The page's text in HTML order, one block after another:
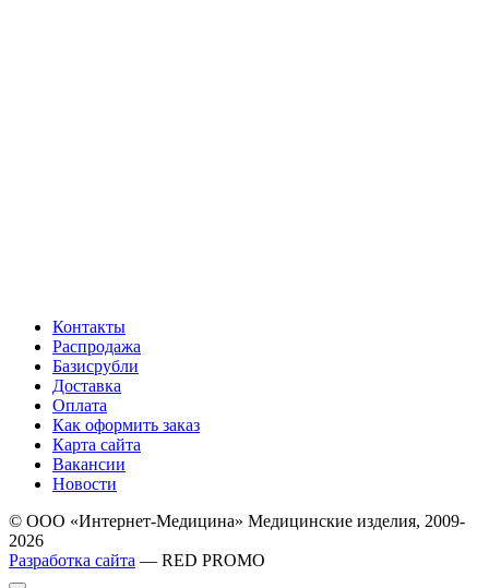
Контакты
Распродажа
Базисрубли
Доставка
Оплата
Как оформить заказ
Карта сайта
Вакансии
Новости
© ООО «Интернет-Медицина» Медицинские изделия, 2009-
2026
Разработка сайта — RED PROMO